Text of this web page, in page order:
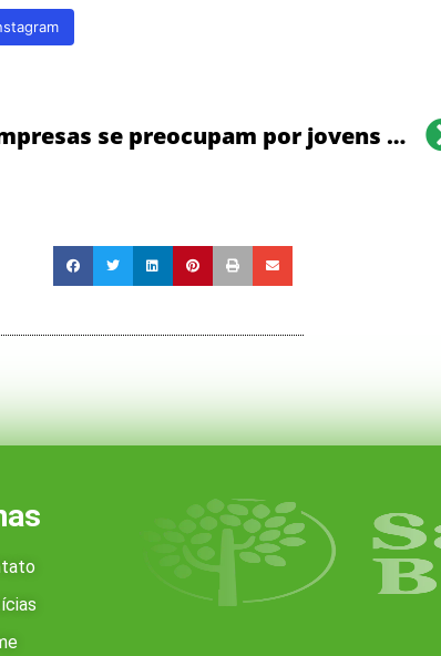
Empresas se preocupam por jovens de 20 a 29 anos abandonarem os planos de saúde